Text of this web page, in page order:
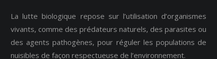
La lutte biologique repose sur l’utilisation d’organismes
vivants, comme des prédateurs naturels, des parasites ou
des agents pathogènes, pour réguler les populations de
nuisibles de façon respectueuse de l’environnement.